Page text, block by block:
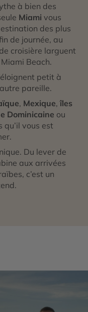
à bien des
Miami vous
des plus
de journée, au
croisière larguent
Beach.
petit à
pareille.
, Mexique, îles
Dominicaine ou
vous est
Du lever de
aux arrivées
c’est un